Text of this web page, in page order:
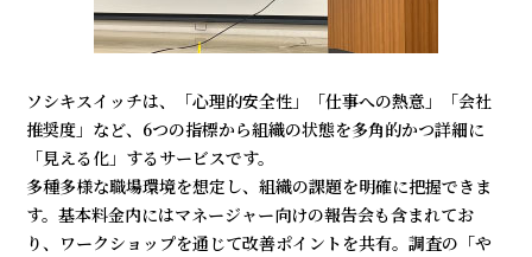
ソシキスイッチは、「心理的安全性」「仕事への熱意」「会社
推奨度」など、6つの指標から組織の状態を多角的かつ詳細に
「見える化」するサービスです。
多種多様な職場環境を想定し、組織の課題を明確に把握できま
す。基本料金内にはマネージャー向けの報告会も含まれてお
り、ワークショップを通じて改善ポイントを共有。調査の「や